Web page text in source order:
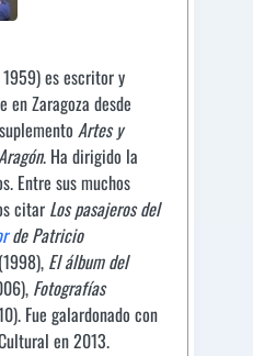
es escritor y
Zaragoza desde
Artes y
. Ha dirigido la
Entre sus muchos
citar Los pasajeros del
de Patricio
El álbum del
Fotografías
Fue galardonado con
en 2013.